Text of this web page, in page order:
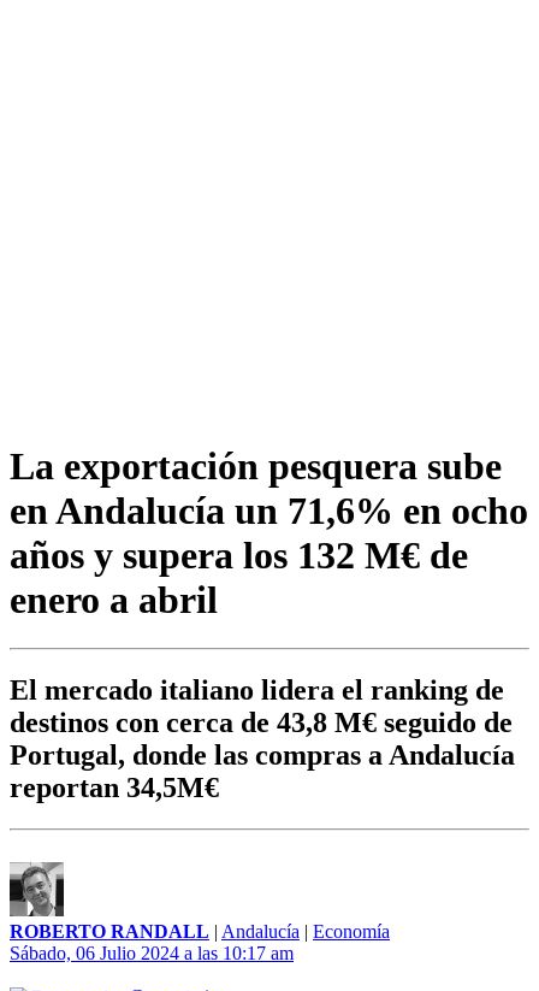
La exportación pesquera sube
en Andalucía un 71,6% en ocho
años y supera los 132 M€ de
enero a abril
El mercado italiano lidera el ranking de
destinos con cerca de 43,8 M€ seguido de
Portugal, donde las compras a Andalucía
reportan 34,5M€
ROBERTO RANDALL | Andalucía | Economía
Sábado, 06 Julio 2024 a las 10:17 am